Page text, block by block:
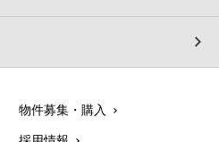
物件募集・購入